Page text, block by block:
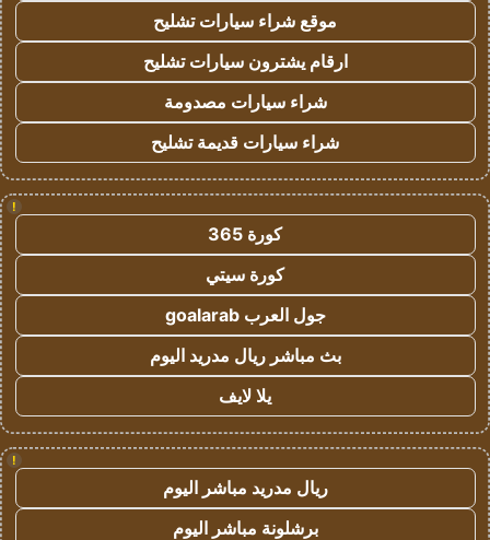
موقع شراء سيارات تشليح
ارقام يشترون سيارات تشليح
شراء سيارات مصدومة
شراء سيارات قديمة تشليح
!
كورة 365
كورة سيتي
جول العرب goalarab
بث مباشر ريال مدريد اليوم
يلا لايف
!
ريال مدريد مباشر اليوم
برشلونة مباشر اليوم